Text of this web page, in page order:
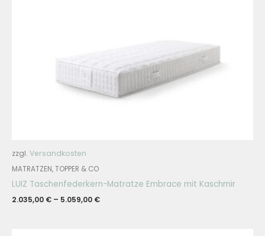
zzgl. Versandkosten
MATRATZEN, TOPPER & CO
LUIZ Taschenfederkern-Matratze Embrace mit Kaschmir
2.035,00 € – 5.059,00 €